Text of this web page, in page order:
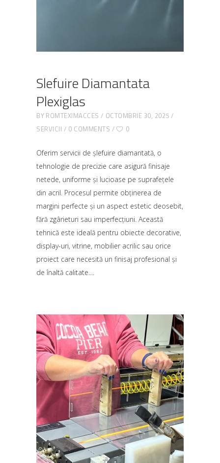
Slefuire Diamantata
Plexiglas
BY ROMTEXIMACCES
OCTOMBRIE 30, 2025
SERVICII
0 COMMENTS 0
Oferim servicii de șlefuire diamantată, o
tehnologie de precizie care asigură finisaje
netede, uniforme și lucioase pe suprafețele
din acril. Procesul permite obținerea de
margini perfecte și un aspect estetic deosebit,
fără zgârieturi sau imperfecțiuni. Această
tehnică este ideală pentru obiecte decorative,
display-uri, vitrine, mobilier acrilic sau orice
proiect care necesită un finisaj profesional și
de înaltă calitate.